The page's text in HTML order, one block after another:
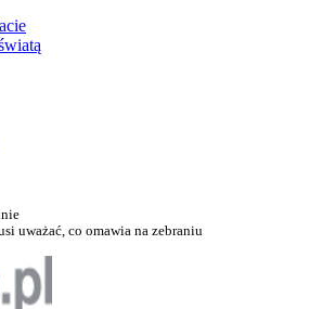
uważać, co omawia na zebraniu